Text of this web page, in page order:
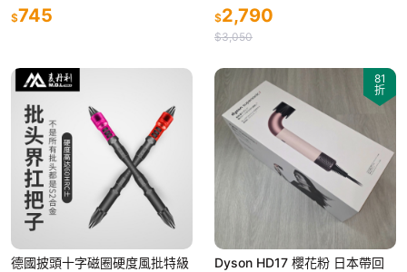
後跟
$745
NE7M 礦物負離子
$2,790
$3,050
德國披頭十字磁圈硬度風批特級
81
折
Dyson HD17 櫻花粉 日本帶回